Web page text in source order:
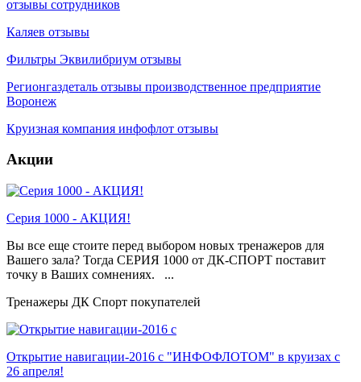
отзывы сотрудников
Каляев отзывы
Фильтры Эквилибриум отзывы
Регионгаздеталь отзывы производственное предприятие
Воронеж
Круизная компания инфофлот отзывы
Акции
Серия 1000 - АКЦИЯ!
Вы все еще стоите перед выбором новых тренажеров для
Вашего зала? Тогда СЕРИЯ 1000 от ДК-СПОРТ поставит
точку в Ваших сомнениях. ...
Тренажеры ДК Спорт покупателей
Открытие навигации-2016 с "ИНФОФЛОТОМ" в круизах с
26 апреля!